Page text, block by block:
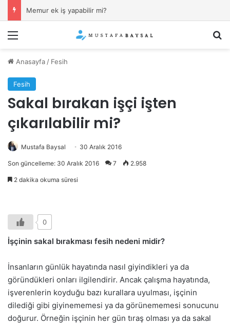
Memur ek iş yapabilir mi?
Menü
Anasayfa / Fesih
Fesih
Sakal bırakan işçi işten
çıkarılabilir mi?
Mustafa Baysal 30 Aralık 2016
Son güncelleme: 30 Aralık 2016 7 2.958
2 dakika okuma süresi
0
İşçinin sakal bırakması fesih nedeni midir?
İnsanların günlük hayatında nasıl giyindikleri ya da
göründükleri onları ilgilendirir. Ancak çalışma hayatında,
işverenlerin koyduğu bazı kurallara uyulması, işçinin
dilediği gibi giyinememesi ya da görünememesi sonucunu
doğurur. Örneğin işçinin her gün tıraş olması ya da sakal